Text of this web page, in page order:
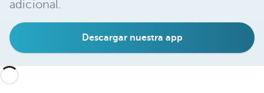
adicional.
Descargar nuestra app